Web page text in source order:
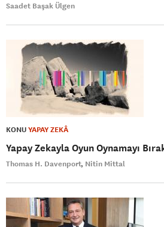
Saadet Başak Ülgen
KONUYAPAY ZEKÂ
Yapay Zekayla Oyun Oynamayı
Thomas H. Davenport Nitin Mittal